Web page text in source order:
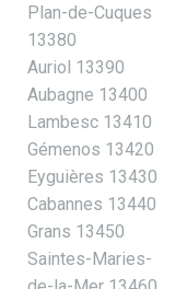
Plan-de-Cuques
13380
Auriol 13390
Aubagne 13400
Lambesc 13410
Gémenos 13420
Eyguières 13430
Cabannes 13440
Grans 13450
Saintes-Maries-